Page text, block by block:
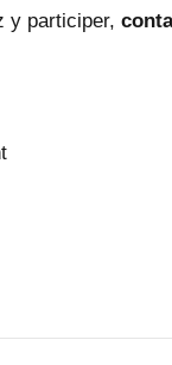
y participer,